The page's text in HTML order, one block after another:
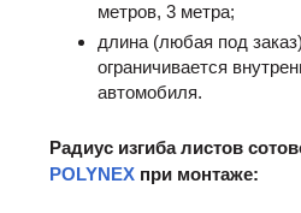
метров, 3 метра;
длина (любая под
ограничивается
автомобиля.
Радиус изгиба листов
POLYNEX при монтаже: